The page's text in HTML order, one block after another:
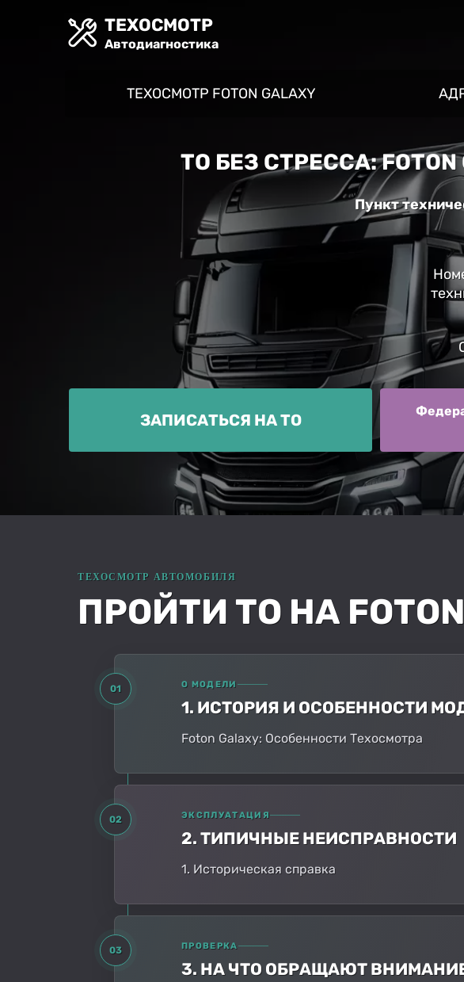
ТЕХОСМОТР
Автодиагностика
ТЕХОСМОТР FOTON GALAXY
ТО БЕЗ СТРЕССА:
Пункт
ЗАПИСАТЬСЯ НА ТО
ПРОЙТИ ТО НА
01 О МОДЕЛИ
1. ИСТОРИЯ И ОСОБЕННОСТИ
Foton Galaxy: Особенности Техосмотра
02 ЭКСПЛУАТАЦИЯ
2. ТИПИЧНЫЕ НЕИСПРАВНОСТИ
1. Историческая справка
03 ПРОВЕРКА
3. НА ЧТО ОБРАЩАЮТ